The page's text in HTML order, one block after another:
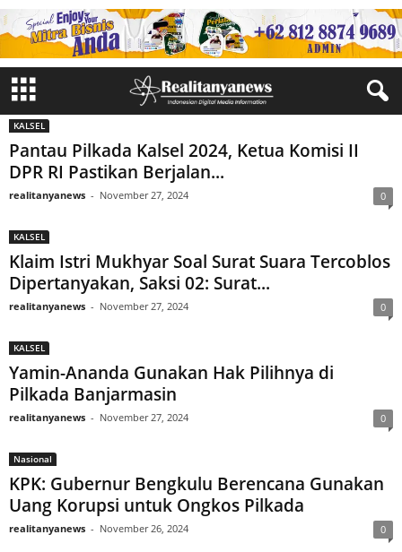
KALSEL
Pantau Pilkada Kalsel 2024, Ketua Komisi II
DPR RI Pastikan Berjalan...
realitanyanews - November 27, 2024 0
KALSEL
Klaim Istri Mukhyar Soal Surat Suara Tercoblos
Dipertanyakan, Saksi 02: Surat...
realitanyanews - November 27, 2024 0
KALSEL
Yamin-Ananda Gunakan Hak Pilihnya di
Pilkada Banjarmasin
realitanyanews - November 27, 2024 0
Nasional
KPK: Gubernur Bengkulu Berencana Gunakan
Uang Korupsi untuk Ongkos Pilkada
realitanyanews - November 26, 2024 0